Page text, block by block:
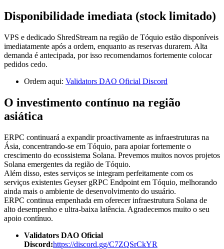
Disponibilidade imediata (stock limitado)
VPS e dedicado ShredStream na região de Tóquio estão disponíveis
imediatamente após a ordem, enquanto as reservas durarem. Alta
demanda é antecipada, por isso recomendamos fortemente colocar
pedidos cedo.
Ordem aqui: Validators DAO Oficial Discord
O investimento contínuo na região
asiática
ERPC continuará a expandir proactivamente as infraestruturas na
Ásia, concentrando-se em Tóquio, para apoiar fortemente o
crescimento do ecossistema Solana. Prevemos muitos novos projetos
Solana emergentes da região de Tóquio.
Além disso, estes serviços se integram perfeitamente com os
serviços existentes Geyser gRPC Endpoint em Tóquio, melhorando
ainda mais o ambiente de desenvolvimento do usuário.
ERPC continua empenhada em oferecer infraestrutura Solana de
alto desempenho e ultra-baixa latência. Agradecemos muito o seu
apoio contínuo.
Validators DAO Oficial
Discord:https://discord.gg/C7ZQSrCkYR